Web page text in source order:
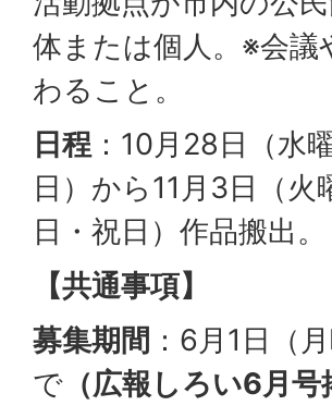
体または個人。※会議
わること。
日程 ：10月28日（水
日）から11月3日（火
日・祝日）作品搬出。
【共通事項】
募集期間 ：6月1日（
で （広報しろい6月号